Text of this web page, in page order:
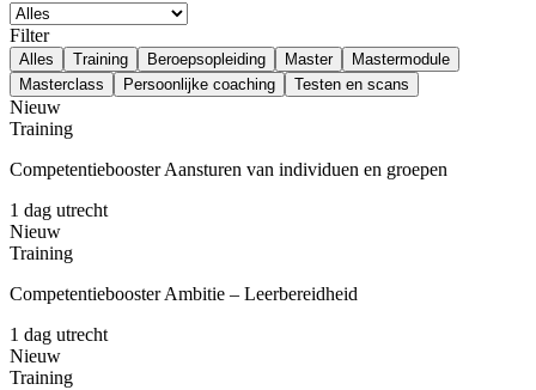
Filter
Alles Training Beroepsopleiding Master
Mastermodule
Masterclass
Persoonlijke coaching Testen en scans
Nieuw
Training
Competentiebooster Aansturen van individuen en groepen
1 dag utrecht
Nieuw
Training
Competentiebooster Ambitie – Leerbereidheid
1 dag utrecht
Nieuw
Training